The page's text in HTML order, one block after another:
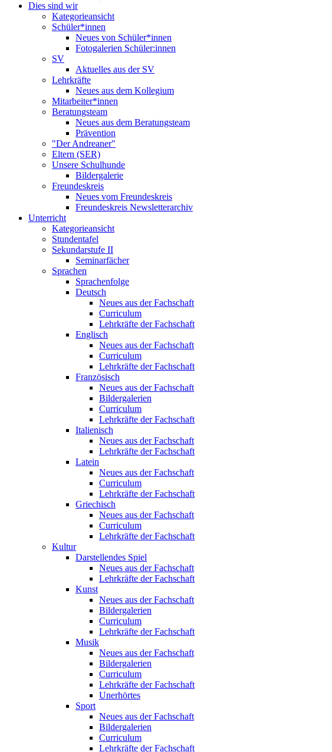
Dies sind wir
Kategorieansicht
Schüler*innen
Neues von Schüler*innen
Fotogalerien Schüler:innen
SV
Aktuelles aus der SV
Lehrkräfte
Neues aus dem Kollegium
Mitarbeiter*innen
Beratungsteam
Neues aus dem Beratungsteam
Prävention
"Der Andreaner"
Eltern (SER)
Unsere Schulhunde
Bildergalerie
Freundeskreis
Neues vom Freundeskreis
Freundeskreis Newsletterarchiv
Unterricht
Kategorieansicht
Stundentafel
Sekundarstufe II
Seminarfächer
Sprachen
Sprachenfolge
Deutsch
Neues aus der Fachschaft
Curriculum
Lehrkräfte der Fachschaft
Englisch
Neues aus der Fachschaft
Curriculum
Lehrkräfte der Fachschaft
Französisch
Neues aus der Fachschaft
Bildergalerien
Curriculum
Lehrkräfte der Fachschaft
Italienisch
Neues aus der Fachschaft
Lehrkräfte der Fachschaft
Latein
Neues aus der Fachschaft
Curriculum
Lehrkräfte der Fachschaft
Griechisch
Neues aus der Fachschaft
Curriculum
Lehrkräfte der Fachschaft
Kultur
Darstellendes Spiel
Neues aus der Fachschaft
Lehrkräfte der Fachschaft
Kunst
Neues aus der Fachschaft
Bildergalerien
Curriculum
Lehrkräfte der Fachschaft
Musik
Neues aus der Fachschaft
Bildergalerien
Curriculum
Lehrkräfte der Fachschaft
Unerhörtes
Sport
Neues aus der Fachschaft
Bildergalerien
Curriculum
Lehrkräfte der Fachschaft